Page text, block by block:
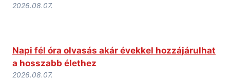
2026.08.07.
Napi fél óra olvasás akár évekkel hozzájárulhat
a hosszabb élethez
2026.08.07.